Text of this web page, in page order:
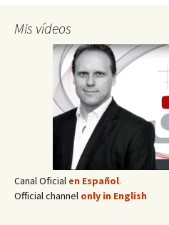
Mis vídeos
Canal Oficial en Español.
Official channel only in English